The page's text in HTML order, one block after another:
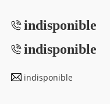
indisponible
indisponible
indisponible